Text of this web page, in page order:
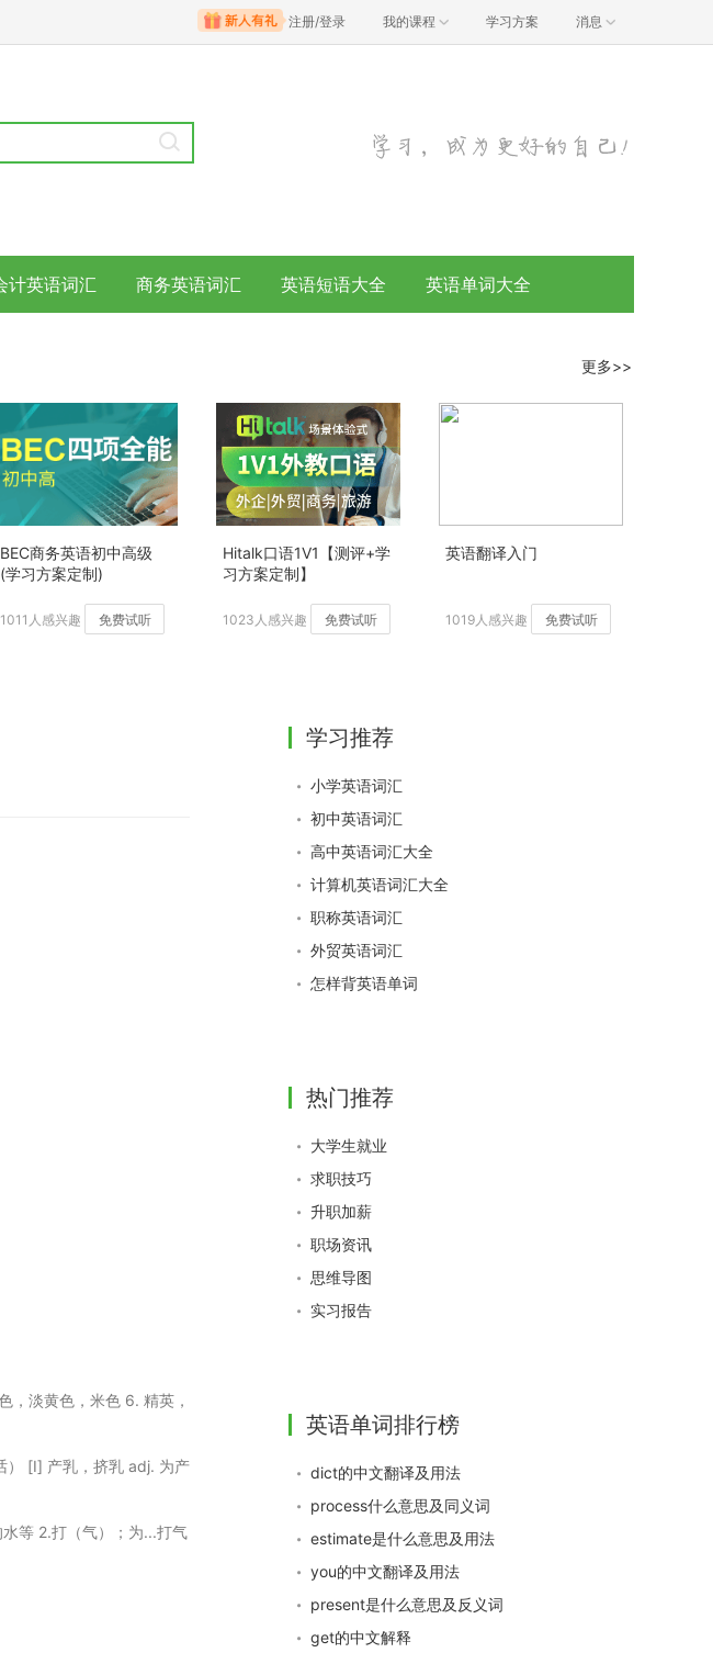
注册/登录 我的课程 学习方案 消息
计英语词汇 商务英语词汇 英语短语大全 英语单词大全
更多>>
BEC商务英语初中高级
(学习方案定制)
1011人感兴趣 免费试听
Hitalk口语1V1【测评+学
习方案定制】
1023人感兴趣 免费试听
英语翻译入门
1019人感兴趣 免费试听
，淡黄色，米色 6. 精英，
） [I] 产乳，挤乳 adj. 为产
等 2.打（气）；为...打气
学习推荐
小学英语词汇
初中英语词汇
高中英语词汇大全
计算机英语词汇大全
职称英语词汇
外贸英语词汇
怎样背英语单词
热门推荐
大学生就业
求职技巧
升职加薪
职场资讯
思维导图
实习报告
英语单词排行榜
dict的中文翻译及用法
process什么意思及同义词
estimate是什么意思及用法
you的中文翻译及用法
present是什么意思及反义词
get的中文解释